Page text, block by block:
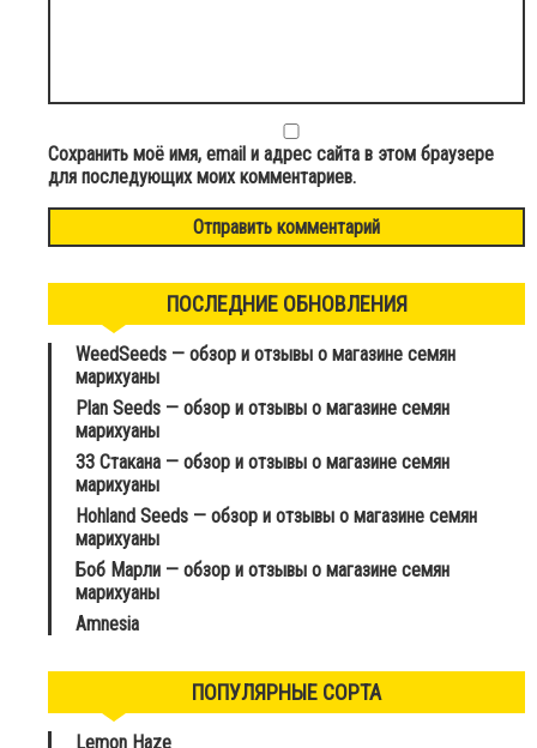
Сохранить моё имя, email и адрес сайта в этом браузере
для последующих моих комментариев.
ПОСЛЕДНИЕ ОБНОВЛЕНИЯ
WeedSeeds — обзор и отзывы о магазине семян
марихуаны
Plan Seeds — обзор и отзывы о магазине семян
марихуаны
33 Стакана — обзор и отзывы о магазине семян
марихуаны
Hohland Seeds — обзор и отзывы о магазине семян
марихуаны
Боб Марли — обзор и отзывы о магазине семян
марихуаны
Amnesia
ПОПУЛЯРНЫЕ СОРТА
Lemon Haze